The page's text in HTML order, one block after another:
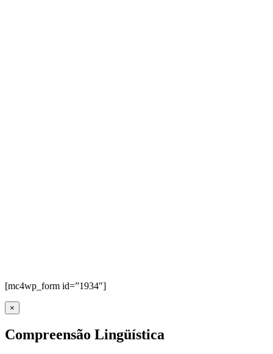
[mc4wp_form id=”1934″]
×
Compreensão Lingüística